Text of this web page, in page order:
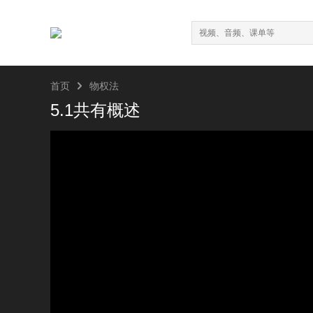
首页  物权法
5.1共有概述